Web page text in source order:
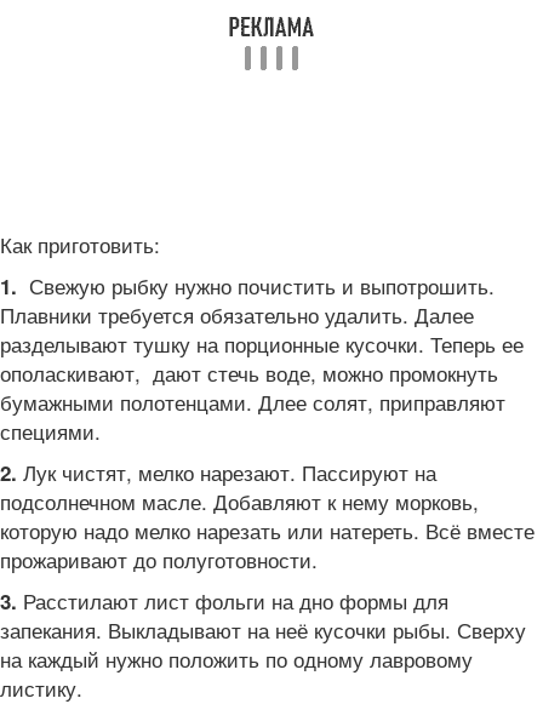
Как приготовить:
1. Свежую рыбку нужно почистить и выпотрошить.
Плавники требуется обязательно удалить. Далее
разделывают тушку на порционные кусочки. Теперь ее
ополаскивают, дают стечь воде, можно промокнуть
бумажными полотенцами. Длее солят, приправляют
специями.
2. Лук чистят, мелко нарезают. Пассируют на
подсолнечном масле. Добавляют к нему морковь,
которую надо мелко нарезать или натереть. Всё вместе
прожаривают до полуготовности.
3. Расстилают лист фольги на дно формы для
запекания. Выкладывают на неё кусочки рыбы. Сверху
на каждый нужно положить по одному лавровому
листику.